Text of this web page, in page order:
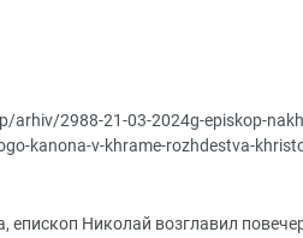
arhiv/2988-21-03-2024g-episkop-
kanona-v-khrame-rozhdestva-
епископ Николай возглавил